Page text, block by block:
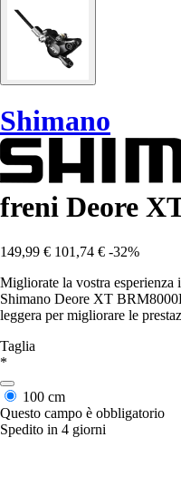
Shimano
freni Deore
149,99 € 101,74 € -32%
Migliorate la vostra
Shimano Deore XT
leggera per migliorare le
Taglia
*
100 cm
Questo campo è obbligatorio
Spedito in 4 giorni